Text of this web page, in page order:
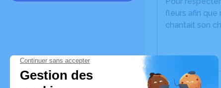
fleurs afin que
chantait son